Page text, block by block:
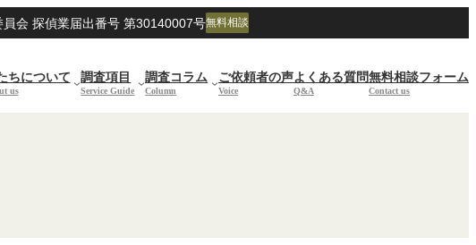
会 探偵業届出番号 第30140007号無料相談
ちについて
us
調査項目
Service Guide
調査コラム
Column
ご依頼者の声
Voice
よくある質問
Q&A
無料相談フォーム
Contact us